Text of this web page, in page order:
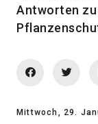
Antworten zu
Mittwoch, 29.